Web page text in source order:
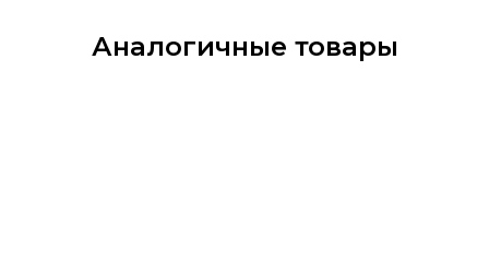
Аналогичные товары